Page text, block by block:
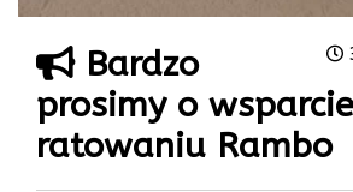
Bardzo
prosimy o
ratowaniu Rambo